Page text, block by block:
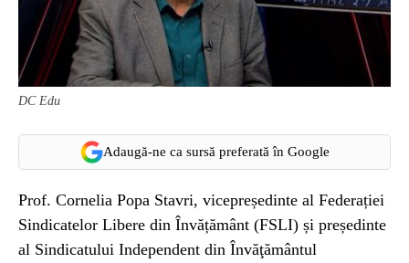
DC Edu
Adaugă-ne ca sursă preferată în Google
Prof. Cornelia Popa Stavri, vicepreședinte al Federației
Sindicatelor Libere din Învățământ (FSLI) și președinte
al Sindicatului Independent din Învăţământul